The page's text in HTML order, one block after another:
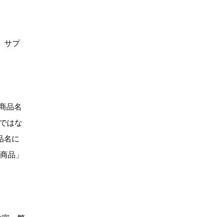
サプ
品名
はな
名に
品」